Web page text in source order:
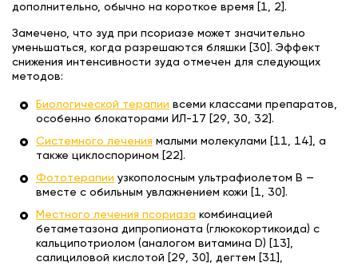
дополнительно, обычно на короткое время [1, 2].
Замечено, что зуд при псориазе может значительно
уменьшаться, когда разрешаются бляшки [30]. Эффект
снижения интенсивности зуда отмечен для следующих
методов:
Биологической терапии всеми классами препаратов,
особенно блокаторами ИЛ-17 [29, 30, 32].
Системного лечения малыми молекулами [11, 14], а
также циклоспорином [22].
Фототерапии узкополосным ультрафиолетом B —
вместе с обильным увлажнением кожи [1, 30].
Местного лечения псориаза комбинацией
бетаметазона дипропионата (глюкокортикоида) с
кальципотриолом (аналогом витамина D) [13],
салициловой кислотой [29, 30], дегтем [31],